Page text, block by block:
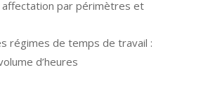
par périmètres et
régimes de temps de travail :
d’heures